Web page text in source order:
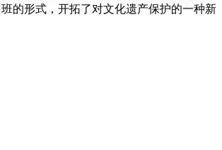
的形式，开拓了对文化遗产保护的一种新